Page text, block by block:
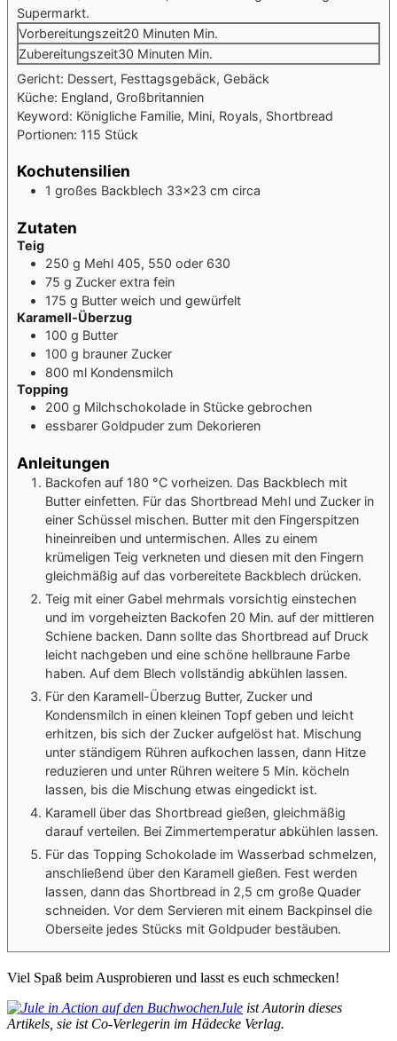
Supermarkt.
Vorbereitungszeit20 Minuten Min.
Zubereitungszeit30 Minuten Min.
Gericht: Dessert, Festtagsgebäck, Gebäck
Küche: England, Großbritannien
Keyword: Königliche Familie, Mini, Royals, Shortbread
Portionen: 115 Stück
Kochutensilien
1 großes Backblech 33x23 cm circa
Zutaten
Teig
250 g Mehl 405, 550 oder 630
75 g Zucker extra fein
175 g Butter weich und gewürfelt
Karamell-Überzug
100 g Butter
100 g brauner Zucker
800 ml Kondensmilch
Topping
200 g Milchschokolade in Stücke gebrochen
essbarer Goldpuder zum Dekorieren
Anleitungen
Backofen auf 180 °C vorheizen. Das Backblech mit
Butter einfetten. Für das Shortbread Mehl und Zucker in
einer Schüssel mischen. Butter mit den Fingerspitzen
hineinreiben und untermischen. Alles zu einem
krümeligen Teig verkneten und diesen mit den Fingern
gleichmäßig auf das vorbereitete Backblech drücken.
Teig mit einer Gabel mehrmals vorsichtig einstechen
und im vorgeheizten Backofen 20 Min. auf der mittleren
Schiene backen. Dann sollte das Shortbread auf Druck
leicht nachgeben und eine schöne hellbraune Farbe
haben. Auf dem Blech vollständig abkühlen lassen.
Für den Karamell-Überzug Butter, Zucker und
Kondensmilch in einen kleinen Topf geben und leicht
erhitzen, bis sich der Zucker aufgelöst hat. Mischung
unter ständigem Rühren aufkochen lassen, dann Hitze
reduzieren und unter Rühren weitere 5 Min. köcheln
lassen, bis die Mischung etwas eingedickt ist.
Karamell über das Shortbread gießen, gleichmäßig
darauf verteilen. Bei Zimmertemperatur abkühlen lassen.
Für das Topping Schokolade im Wasserbad schmelzen,
anschließend über den Karamell gießen. Fest werden
lassen, dann das Shortbread in 2,5 cm große Quader
schneiden. Vor dem Servieren mit einem Backpinsel die
Oberseite jedes Stücks mit Goldpuder bestäuben.
Viel Spaß beim Ausprobieren und lasst es euch schmecken!
Jule ist Autorin dieses
Artikels, sie ist Co-Verlegerin im Hädecke Verlag.